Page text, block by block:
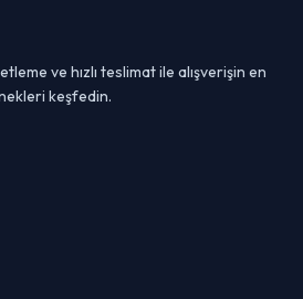
ve hızlı teslimat ile alışverişin en
keşfedin.